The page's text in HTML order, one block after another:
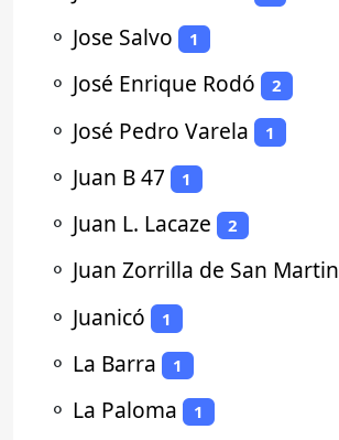
⚬ Jose Salvo 1
⚬ José Enrique Rodó 2
⚬ José Pedro Varela 1
⚬ Juan B 47 1
⚬ Juan L. Lacaze 2
⚬ Juan Zorrilla de San Martin
⚬ Juanicó 1
⚬ La Barra 1
⚬ La Paloma 1